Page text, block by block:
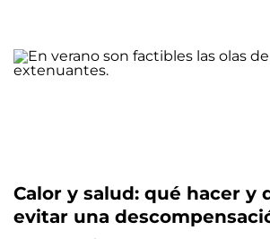
Calor y salud: qué hacer y
evitar una